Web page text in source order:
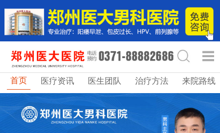
首页 医疗资讯 医生团队 治疗方法 来院路线